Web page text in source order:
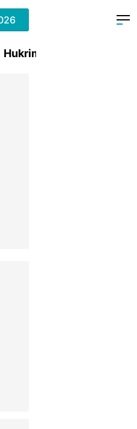
Hukrim